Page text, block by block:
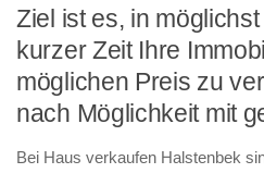
Ziel ist es, in
kurzer Zeit Ihre
möglichen Preis zu
nach Möglichkeit mit
Bei Haus verkaufen Halstenbek